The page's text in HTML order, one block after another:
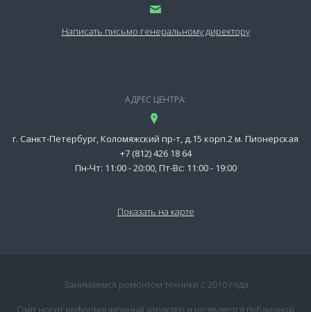
Написать письмо генеральному директору
АДРЕС ЦЕНТРА:
г. Санкт-Петербург, Коломяжский пр-т, д.15 корп.2 м. Пионерская
+7 (812) 426 18 64
Пн-Чт: 11:00 - 20:00, Пт-Вс: 11:00 - 19:00
Показать на карте
Занимаемся ремонтом техники с 2010 года
Сайт носит информационный характер и не является публичной